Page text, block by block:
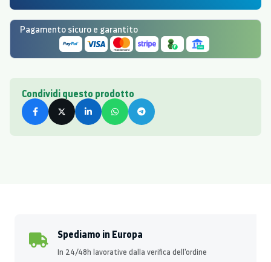
Pagamento sicuro e garantito
Condividi questo prodotto
Spediamo in Europa
In 24/48h lavorative dalla verifica dell'ordine